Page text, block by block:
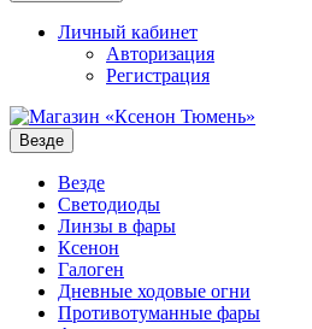
Личный кабинет
Авторизация
Регистрация
Везде
Везде
Светодиоды
Линзы в фары
Ксенон
Галоген
Дневные ходовые огни
Противотуманные фары